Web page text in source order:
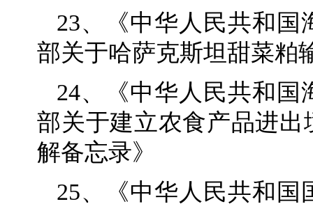
23、《中华人民共和
部关于哈萨克斯坦甜菜粕
24、《中华人民共和
部关于建立农食产品进
解备忘录》
25、《中华人民共和